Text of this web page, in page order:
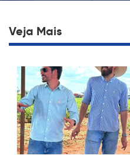
Veja Mais